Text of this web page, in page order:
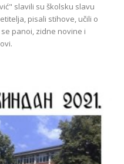
slavili su školsku slavu
pisali stihove, učili o
panoi, zidne novine i